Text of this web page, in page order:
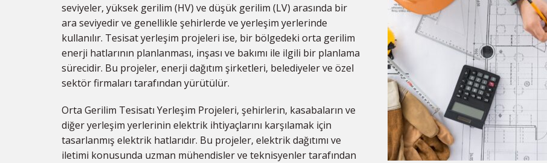
seviyeler, yüksek gerilim (HV) ve düşük gerilim (LV) arasında bir
ara seviyedir ve genellikle şehirlerde ve yerleşim yerlerinde
kullanılır. Tesisat yerleşim projeleri ise, bir bölgedeki orta gerilim
enerji hatlarının planlanması, inşası ve bakımı ile ilgili bir planlama
sürecidir. Bu projeler, enerji dağıtım şirketleri, belediyeler ve özel
sektör firmaları tarafından yürütülür.
Orta Gerilim Tesisatı Yerleşim Projeleri, şehirlerin, kasabaların ve
diğer yerleşim yerlerinin elektrik ihtiyaçlarını karşılamak için
tasarlanmış elektrik hatlarıdır. Bu projeler, elektrik dağıtımı ve
iletimi konusunda uzman mühendisler ve teknisyenler tarafından